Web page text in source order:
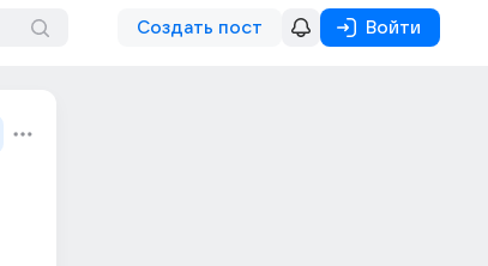
Создать пост Войти